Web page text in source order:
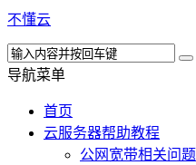
不懂云
导航菜单
首页
云服务器帮助教程
公网宽带相关问题